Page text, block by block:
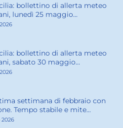
bollettino di allerta meteo
lunedì 25 maggio...
bollettino di allerta meteo
sabato 30 maggio...
settimana di febbraio con
Tempo stabile e mite...
2026